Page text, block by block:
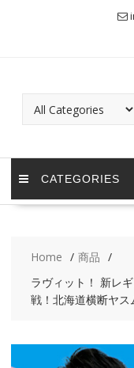
CATEGORIES
Home
商品
ラヴィット！ 新レ
戦！北海道横断ヤス